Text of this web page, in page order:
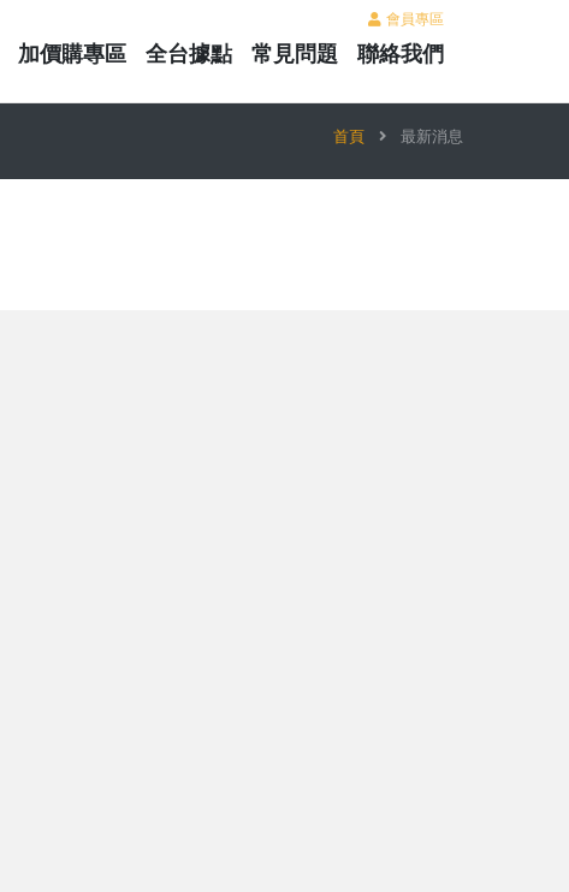
會員專區
加價購專區 全台據點 常見問題 聯絡我們
首頁 最新消息